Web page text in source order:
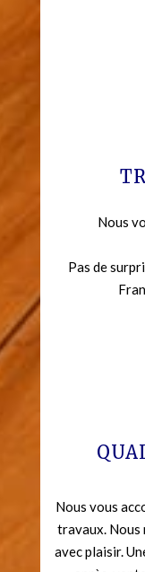
Nous
Pas de
Nous vous
travaux. Nous
avec plaisir.